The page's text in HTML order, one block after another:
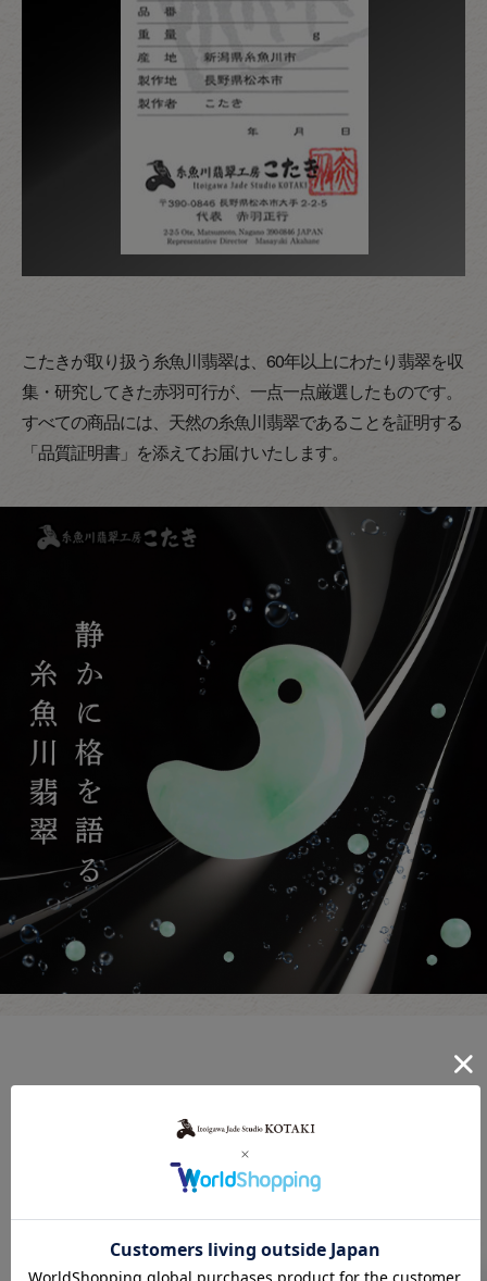
こたきが取り扱う糸魚川翡翠は、60年以上にわたり翡翠を収
集・研究してきた赤羽可行が、一点一点厳選したものです。
すべての商品には、天然の糸魚川翡翠であることを証明する
「品質証明書」を添えてお届けいたします。